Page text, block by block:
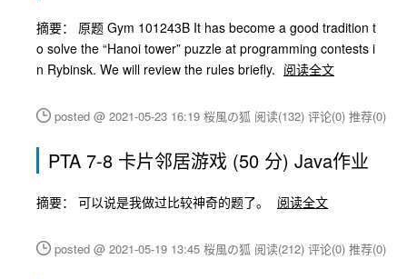
摘要： 原题 Gym 101243B It has become a good tradition t
o solve the “Hanoi tower” puzzle at programming contests i
n Rybinsk. We will review the rules briefly. 阅读全文
posted @ 2021-05-23 16:19 桜風の狐 阅读(132) 评论(0) 推荐(0)
PTA 7-8 卡片邻居游戏 (50 分) Java作业
摘要： 可以说是我做过比较神奇的题了。 阅读全文
posted @ 2021-05-19 13:45 桜風の狐 阅读(212) 评论(0) 推荐(0)